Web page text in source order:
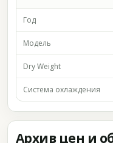
Год
Модель
Dry Weight
Система охлаждения
Архив цен и